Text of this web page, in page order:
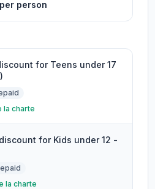
person
for Teens under 17
la charte
for Kids under 12 -
la charte